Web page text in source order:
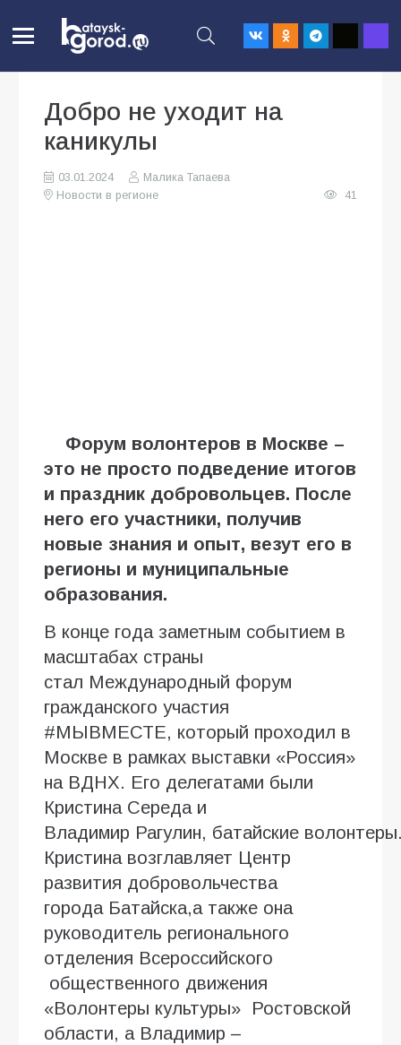
Добро не уходит на
каникулы
03.01.2024
Малика Тапаева
Новости в регионе
41
Форум волонтеров в Москве –
это не просто подведение итогов
и праздник добровольцев. После
него его участники, получив
новые знания и опыт, везут его в
регионы и муниципальные
образования.
В конце года заметным событием в
масштабах страны
стал Международный форум
гражданского участия
#МЫВМЕСТЕ, который проходил в
Москве в рамках выставки «Россия»
на ВДНХ. Его делегатами были
Кристина Середа и
Владимир Рагулин, батайские
Кристина возглавляет Центр
развития добровольчества
города Батайска,а также она
руководитель регионального
отделения Всероссийского
общественного движения
«Волонтеры культуры» Ростовской
области, а Владимир –